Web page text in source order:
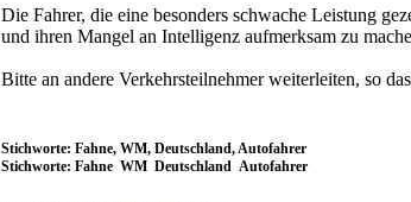
Die Fahrer, die eine besonders schwache Leistung
und ihren Mangel an Intelligenz aufmerksam zu
Bitte an andere Verkehrsteilnehmer weiterleiten, so
Stichworte: Fahne, WM, Deutschland, Autofahrer
Stichworte: Fahne WM Deutschland Autofahrer